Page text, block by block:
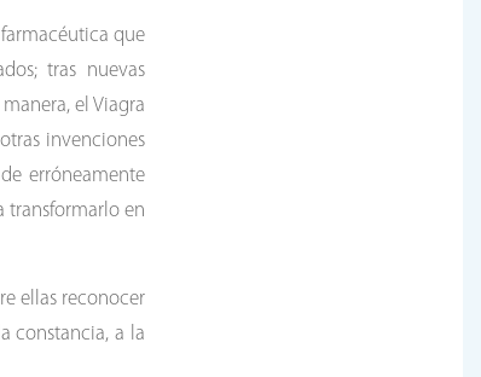
que
tras nuevas
el Viagra
invenciones
erróneamente
transformarlo en
ellas reconocer
constancia, a la